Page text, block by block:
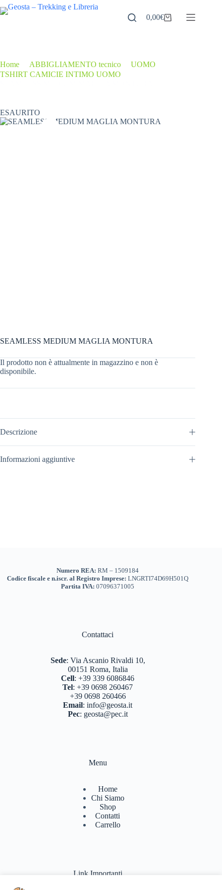
Salta
al
Carrello
0,00€
Home ABBIGLIAMENTO tecnico UOMO
TSHIRT CAMICIE INTIMO UOMO
ESAURITO
SEAMLESS MEDIUM MAGLIA MONTURA
Il prodotto non è attualmente in magazzino e non è
disponibile.
Descrizione
Informazioni aggiuntive
Numero REA:RM – 1509184
Codice fiscale e n.iscr. al Registro Imprese:LNGRTI74D69H501Q
Partita IVA: 07096371005
Contattaci
Sede: Via Ascanio Rivaldi 10,
00151 Roma, Italia
Cell:+39 339 6086846
Tel:+39 0698 260467
+39 0698 260466
Email:info@geosta.it
Pec: geosta@pec.it
Menu
Home
Chi Siamo
Shop
Contatti
Carrello
Link Importanti